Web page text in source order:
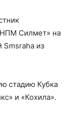
Силмет» на
Smsraha из
стадию Кубка
и «Кохила».